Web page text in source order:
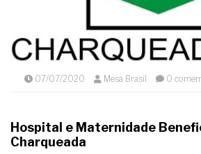
07/07/2020 Mesa Brasil 0
Hospital e Maternidade
Charqueada